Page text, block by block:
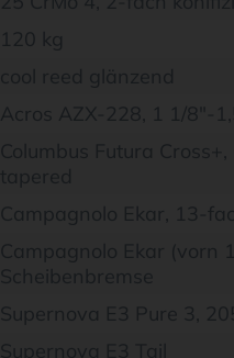
120 kg
Acros AZX-228, 1 1/8"-
Campagnolo Ekar, 13-
Supernova E3 Pure 3,